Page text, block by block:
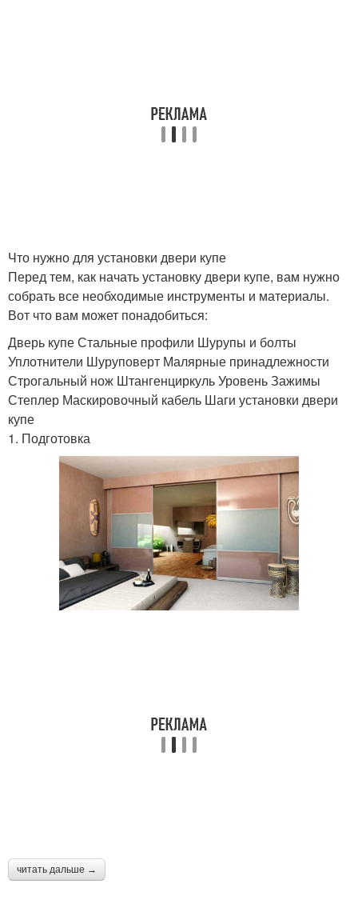
Что нужно для установки двери купе
Перед тем, как начать установку двери купе, вам нужно
собрать все необходимые инструменты и материалы.
Вот что вам может понадобиться:
Дверь купе Стальные профили Шурупы и болты
Уплотнители Шуруповерт Малярные принадлежности
Строгальный нож Штангенциркуль Уровень Зажимы
Степлер Маскировочный кабель Шаги установки двери
купе
1. Подготовка
читать дальше →